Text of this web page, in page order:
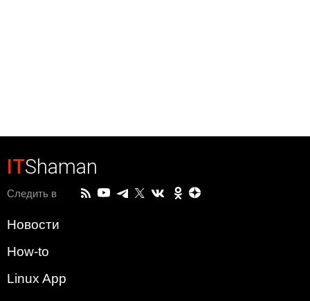
ITShaman
Следить в
Новости
How-to
Linux App